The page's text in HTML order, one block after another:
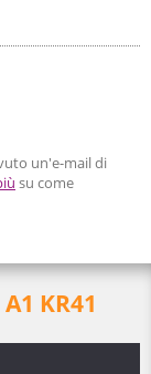
un'e-mail di
su come
KR41